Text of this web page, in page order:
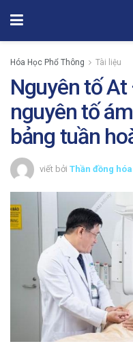
Hóa Học Phổ Thông Tài liệu
Nguyên tố
nguyên tố
bảng tuần
viết bởi Thần đồng